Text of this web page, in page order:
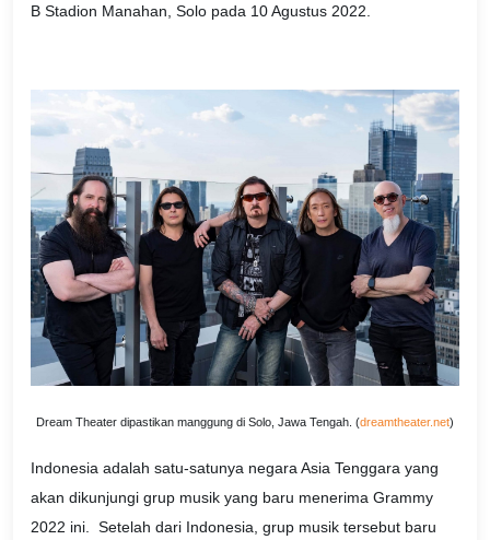
B Stadion Manahan, Solo pada 10 Agustus 2022.
Dream Theater dipastikan manggung di Solo, Jawa Tengah. (dreamtheater.net)
Indonesia adalah satu-satunya negara Asia Tenggara yang
akan dikunjungi grup musik yang baru menerima Grammy
2022 ini. Setelah dari Indonesia, grup musik tersebut baru